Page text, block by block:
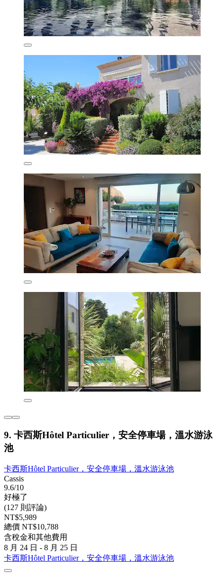
9. 卡西斯Hôtel Particulier，安全停車場，溫水游泳
池
卡西斯Hôtel Particulier，安全停車場，溫水游泳池
Cassis
9.6/10
好極了
(127 則評論)
NT$5,989
總價 NT$10,788
含稅金和其他費用
8 月 24 日 - 8 月 25 日
卡西斯Hôtel Particulier，安全停車場，溫水游泳池